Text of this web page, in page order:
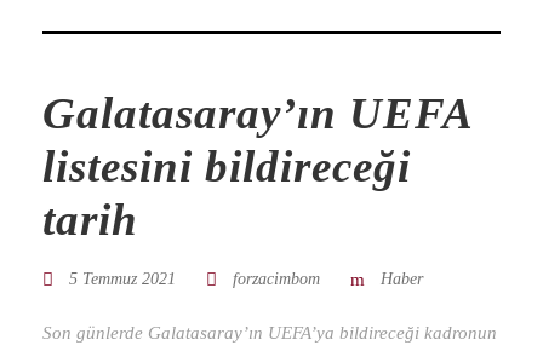
Galatasaray’ın UEFA
listesini bildireceği
tarih
5 Temmuz 2021 forzacimbom Haber
Son günlerde Galatasaray’ın UEFA’ya bildireceği kadronun